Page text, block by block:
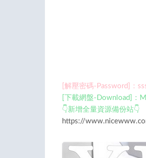
[解壓密碼-Password]：
[下載網盤-Download]：
👇新增全量資源備份站👇
https://